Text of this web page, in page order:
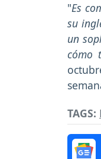
"Es
su
un
cómo
TAGS: